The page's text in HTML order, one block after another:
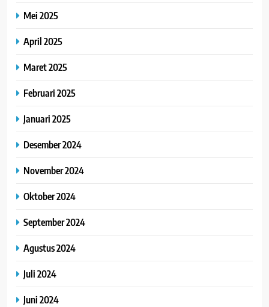
Mei 2025
April 2025
Maret 2025
Februari 2025
Januari 2025
Desember 2024
November 2024
Oktober 2024
September 2024
Agustus 2024
Juli 2024
Juni 2024